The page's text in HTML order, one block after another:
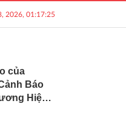
doanh nghiệp
2026, 01:17:26
của
Báo
Hiệu